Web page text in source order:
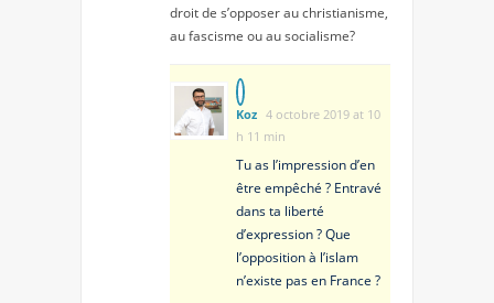
droit de s’opposer au christianisme,
au fascisme ou au socialisme?
Koz 4 octobre 2019 at 10
h 11 min
Tu as l’impression d’en
être empêché ? Entravé
dans ta liberté
d’expression ? Que
l’opposition à l’islam
n’existe pas en France ?